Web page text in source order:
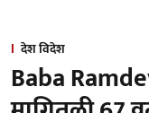
देश विदेश
Baba